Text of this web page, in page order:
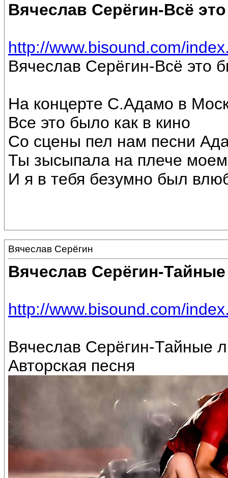
Вячеслав Серёгин-Всё
http://www.bisound.com/
Вячеслав Серёгин-Всё это
На концерте С.Адамо в
Все это было как в кино
Со сцены пел нам песни
Ты зысыпала на плече моем
И я в тебя безумно был
Вячеслав Серёгин
Вячеслав Серёгин-
http://www.bisound.com/
Вячеслав Серёгин-Тайные
Авторская песня